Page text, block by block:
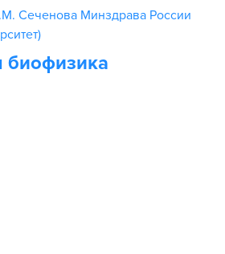
Сеченова Минздрава России
биофизика